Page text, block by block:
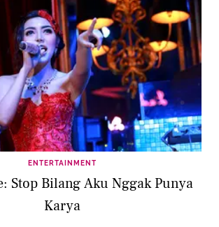
ENTERTAINMENT
Stop Bilang Aku Nggak Punya
Karya